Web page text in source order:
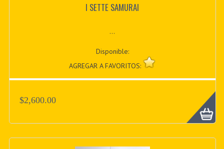
I SETTE SAMURAI
...
Disponible:
AGREGAR A FAVORITOS:
$2,600.00